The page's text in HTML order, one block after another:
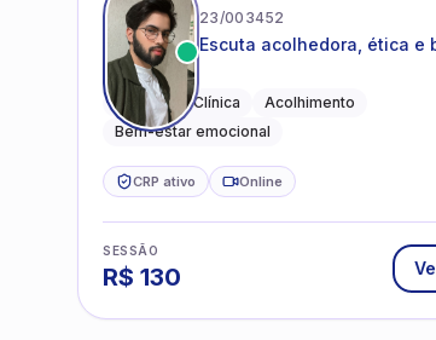
23/003452
Escuta acolhedora, ética e
Psicologia Clínica
Acolhimento
Bem-estar emocional
CRP ativo Online
SESSÃO
R$ 130